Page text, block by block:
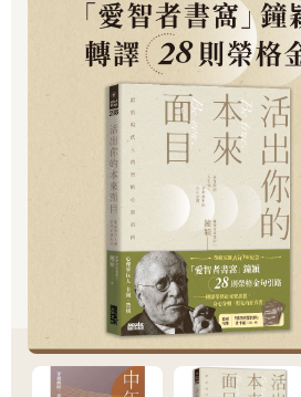
它是鼓吹男人買Enjoli香水給妻子的荒
耶，許多年輕女性這樣認為。我去上班
維持性感外貌；就像當年我一邊選修雙
排球隊長和畢業紀念冊總編輯，還能用
一九八四年，潔拉汀．費拉洛（
時，凱莉熱情支持且不覺得驚訝──因
璃天花板。她當時以為，女性不僅能治
家，都只是時間問題。
一九八七年的電影《嬰兒潮》（Baby
就是穿著墊肩西裝的女性驕傲地走進公
影《上班女郎》（Working Girl）中，
（Melanie Griffith）飾演的角色對哈里
飾演的角色說：「我既有商業頭腦，也